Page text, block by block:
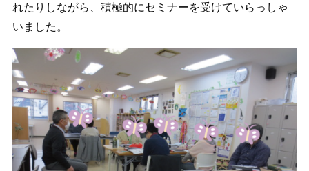
れたりしながら、積極的にセミナーを受けていらっしゃ
いました。